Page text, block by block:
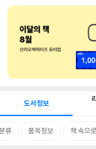
도서정보
류 품목정보 책 속으로